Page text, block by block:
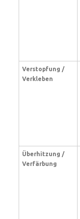
Verstopfung /
Verkleben
Überhitzung /
Verfärbung